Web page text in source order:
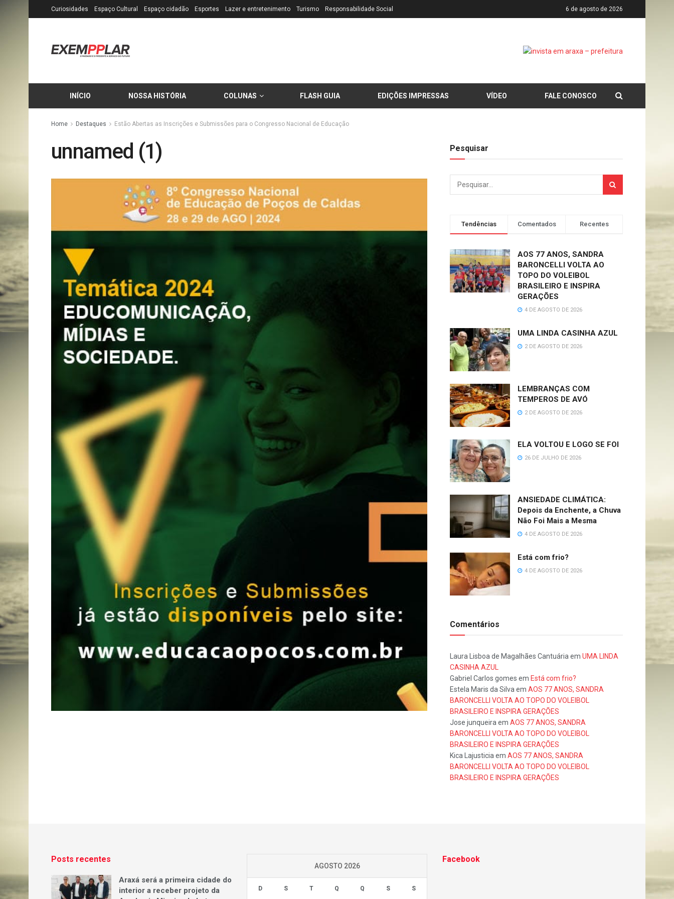
Curiosidades Espaço Cultural Espaço cidadão Esportes Lazer e entretenimento Turismo Responsabilidade Social 6 de agosto de 2026
INÍCIO NOSSA HISTÓRIA COLUNAS FLASH GUIA EDIÇÕES IMPRESSAS VÍDEO FALE CONOSCO
Home Destaques Estão Abertas as Inscrições e Submissões para o Congresso Nacional de Educação
unnamed (1) Pesquisar
Tendências Comentados Recentes
AOS 77 ANOS, SANDRA
BARONCELLI VOLTA AO
TOPO DO VOLEIBOL
BRASILEIRO E INSPIRA
GERAÇÕES
4 DE AGOSTO DE 2026
UMA LINDA CASINHA AZUL
2 DE AGOSTO DE 2026
LEMBRANÇAS COM
TEMPEROS DE AVÓ
2 DE AGOSTO DE 2026
ELA VOLTOU E LOGO SE FOI
26 DE JULHO DE 2026
ANSIEDADE CLIMÁTICA:
Depois da Enchente, a Chuva
Não Foi Mais a Mesma
4 DE AGOSTO DE 2026
Está com frio?
4 DE AGOSTO DE 2026
Comentários
Laura Lisboa de Magalhães Cantuária em UMA LINDA
CASINHA AZUL
Gabriel Carlos gomes em Está com frio?
Estela Maris da Silva em AOS 77 ANOS, SANDRA
BARONCELLI VOLTA AO TOPO DO VOLEIBOL
BRASILEIRO E INSPIRA GERAÇÕES
Jose junqueira em AOS 77 ANOS, SANDRA
BARONCELLI VOLTA AO TOPO DO VOLEIBOL
BRASILEIRO E INSPIRA GERAÇÕES
Kica Lajusticia em AOS 77 ANOS, SANDRA
BARONCELLI VOLTA AO TOPO DO VOLEIBOL
BRASILEIRO E INSPIRA GERAÇÕES
Posts recentes
Araxá será a primeira cidade do
interior a receber projeto da
AGOSTO 2026
D S T Q Q S S
Facebook